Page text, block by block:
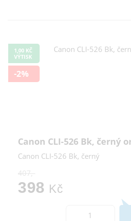
1,00 KČ
VÝTISK
-2%
Canon CLI-526 Bk, černý
Canon CLI-526 Bk, černý
407,-
398 Kč